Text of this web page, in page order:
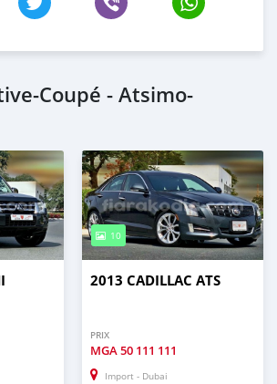
- Atsimo-
10
2013 CADILLAC ATS
PRIX
MGA50 111 111
Import - Dubai